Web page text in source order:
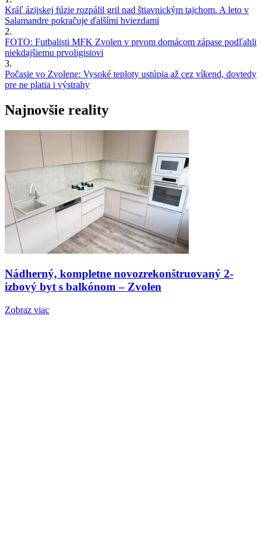
Kráľ ázijskej fúzie rozpálil gril nad štiavnickým tajchom. A leto v
Salamandre pokračuje ďalšími hviezdami
2.
FOTO: Futbalisti MFK Zvolen v prvom domácom zápase podľahli
niekdajšiemu prvoligistovi
3.
Počasie vo Zvolene: Vysoké teploty ustúpia až cez víkend, dovtedy
pre ne platia i výstrahy
Najnovšie reality
Nádherný, kompletne novozrekonštruovaný 2-
izbový byt s balkónom – Zvolen
Zobraz viac